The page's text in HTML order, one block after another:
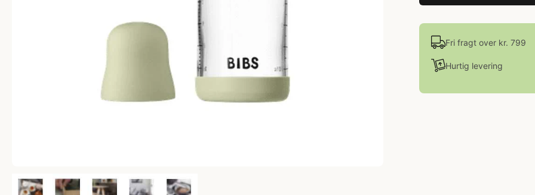
Fri fragt over kr. 799
Hurtig levering